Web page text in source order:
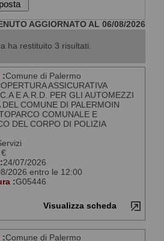
AGGIORNATO AL 06/08/2026
ha restituito 3 risultati.
:Comune di Palermo
ASSICURATIVA
E A.R.D. PER GLI AUTOMEZZI
DEL COMUNE DI PALERMOIN
COMUNALE E
DEL CORPO DI POLIZIA
24/07/2026
2026 entro le 12:00
:G05446
Visualizza scheda
:Comune di Palermo